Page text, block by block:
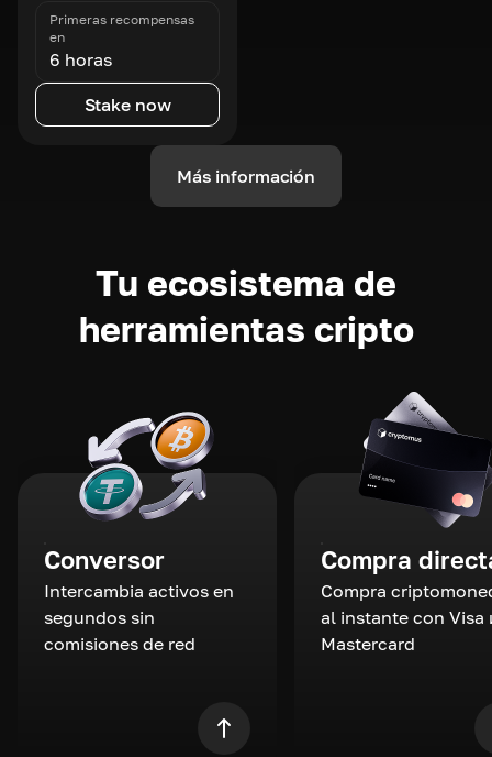
Primeras recompensas
en
6 horas
Stake now
Más información
Tu ecosistema de
herramientas cripto
Conversor
Intercambia activos en
segundos sin
comisiones de red
Compra
Compra
al instante con Visa
Mastercard